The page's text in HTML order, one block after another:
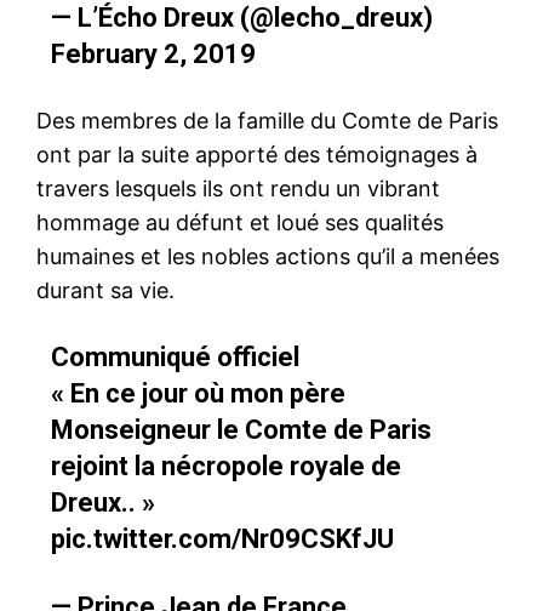
— L’Écho Dreux (@lecho_dreux)
February 2, 2019
Des membres de la famille du Comte de Paris
ont par la suite apporté des témoignages à
travers lesquels ils ont rendu un vibrant
hommage au défunt et loué ses qualités
humaines et les nobles actions qu’il a menées
durant sa vie.
Communiqué officiel
« En ce jour où mon père
Monseigneur le Comte de Paris
rejoint la nécropole royale de
Dreux.. »
pic.twitter.com/Nr09CSKfJU